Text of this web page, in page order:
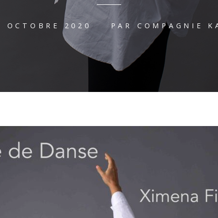
OCTOBRE 2020 PAR COMPAGNIE